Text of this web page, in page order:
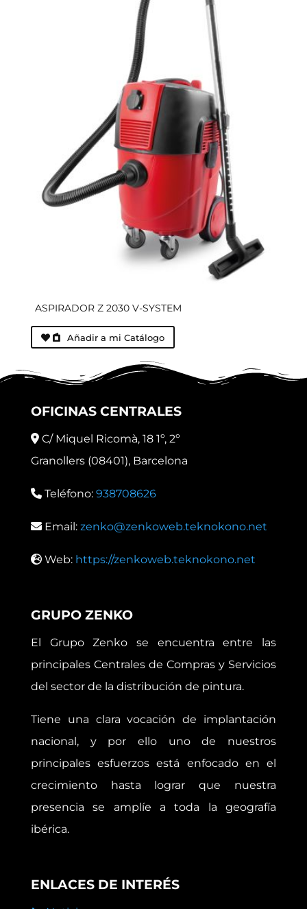
ASPIRADOR Z 2030 V-SYSTEM
Añadir a mi Catálogo
OFICINAS CENTRALES
C/ Miquel Ricomà, 18 1º, 2º
Granollers (08401), Barcelona
Teléfono: 938708626
Email: zenko@zenkoweb.teknokono.net
Web: https://zenkoweb.teknokono.net
GRUPO ZENKO
El Grupo Zenko se encuentra entre las
principales Centrales de Compras y Servicios
del sector de la distribución de pintura.
Tiene una clara vocación de implantación
nacional, y por ello uno de nuestros
principales esfuerzos está enfocado en el
crecimiento hasta lograr que nuestra
presencia se amplíe a toda la geografía
ibérica.
ENLACES DE INTERÉS